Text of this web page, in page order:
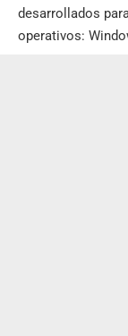
desarrollados
operativos: